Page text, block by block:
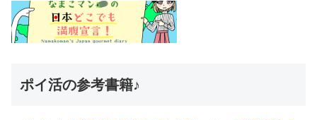
ポイ活の参考書籍♪